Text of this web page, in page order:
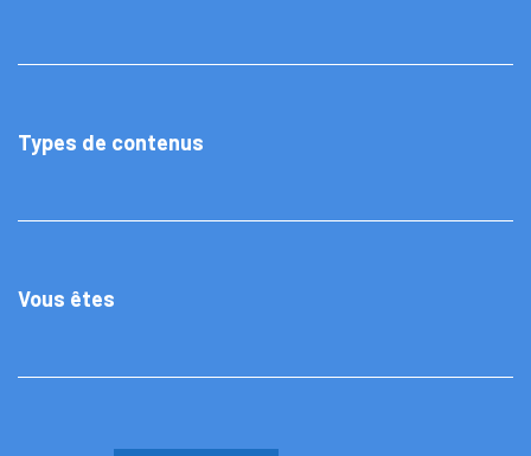
Types de contenus
Vous êtes